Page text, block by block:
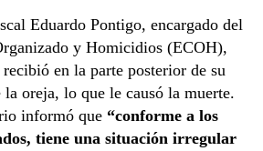
Eduardo Pontigo, encargado del
y Homicidios (ECOH),
en la parte posterior de su
la oreja, lo que le causó la muerte.
informó que “conforme a los
tiene una situación irregular